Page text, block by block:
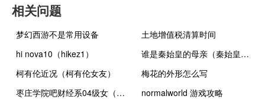
相关问题
梦幻西游不是常用设备
土地增值税清算时间
hi nova10（hikez1）
谁是秦始皇的母亲（秦始皇母亲是谁）
柯有伦近况（柯有伦女友）
梅花的外形怎么写
枣庄学院吧财经系04级女（枣庄学院吧）
normalworld 游戏攻略